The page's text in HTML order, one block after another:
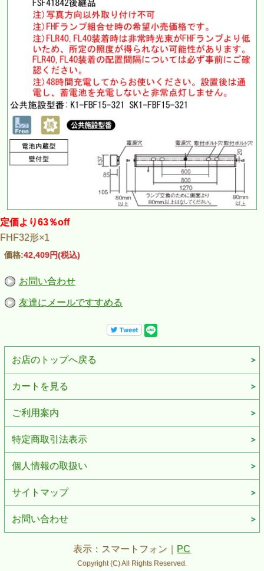
定価より63％off
FHF32形×1
価格:42,409円(税込)
お問い合わせ
友達にメールですすめる
お店のトップへ戻る
カートを見る
ご利用案内
特定商取引法表示
個人情報の取扱い
サイトマップ
お問い合わせ
表示：スマートフォン｜ PC
Copyright (C) All Rights Reserved.